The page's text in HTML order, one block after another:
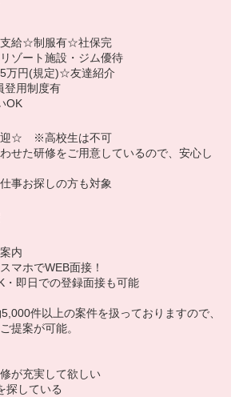
給☆制服有☆社保完
ゾート施設・ジム優待
万円(規定)☆友達紹介
用制度有
OK
迎☆ ※高校生は不可
せた研修をご用意しているので、安心し
事お探しの方も対象
内
マホでWEB面接！
・即日での登録面接も可能
件以上の案件を扱っておりますので、
提案が可能。
が充実して欲しい
探している